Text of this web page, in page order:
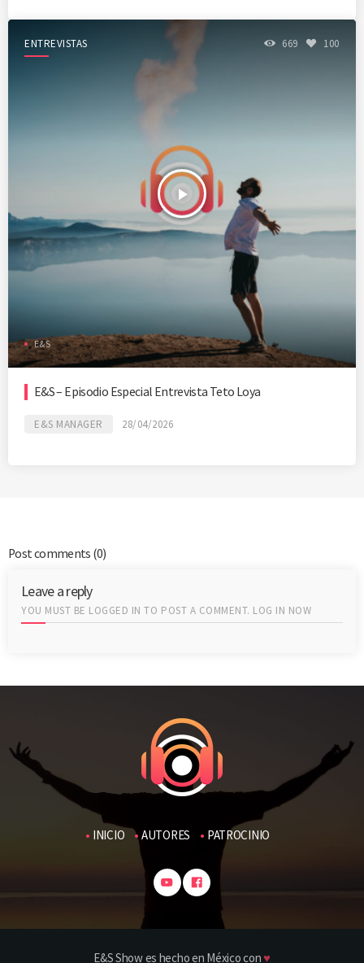
ENTREVISTAS
play_arrow
669 100
E&S
E&S – Episodio Especial Entrevista Teto Loya
E&S MANAGER 28/04/2026
Post comments (0)
Leave a reply
YOU MUST BE LOGGED IN TO POST A COMMENT. LOG IN NOW
INICIO AUTORES PATROCINIO
E&S Show es hecho en México con♥